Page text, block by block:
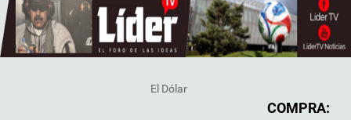
El Dólar
COMPRA: